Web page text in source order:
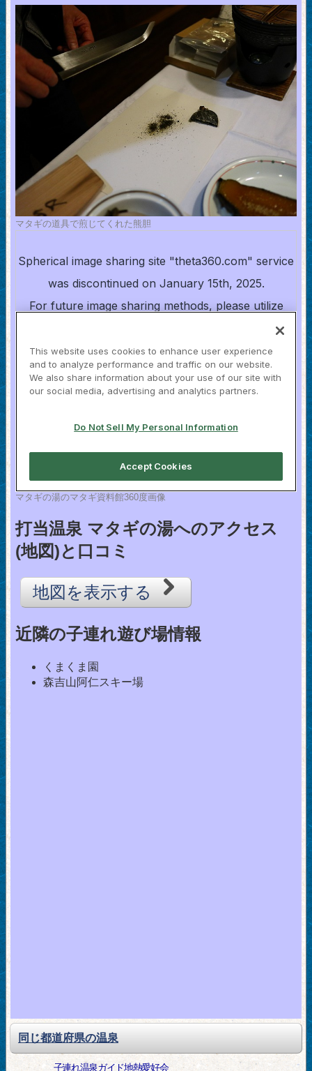
マタギの道具で煎じてくれた熊胆
マタギの湯のマタギ資料館360度画像
打当温泉 マタギの湯へのアクセス
(地図)と口コミ
地図を表示する
近隣の子連れ遊び場情報
くまくま園
森吉山阿仁スキー場
同じ都道府県の温泉